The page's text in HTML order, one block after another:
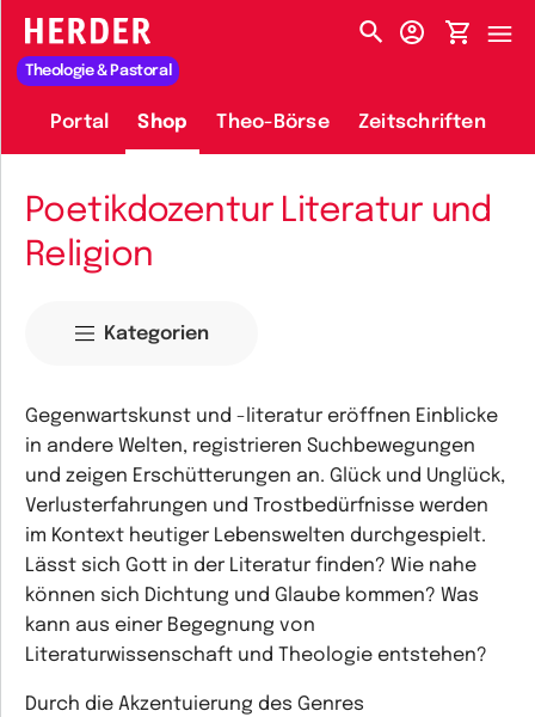
HERDER-MENÜ
Theologie & Pastoral
Portal Shop Theo-Börse Zeitschriften
Poetikdozentur Literatur und
Religion
Kategorien
Gegenwartskunst und -literatur eröffnen Einblicke
in andere Welten, registrieren Suchbewegungen
und zeigen Erschütterungen an. Glück und Unglück,
Verlusterfahrungen und Trostbedürfnisse werden
im Kontext heutiger Lebenswelten durchgespielt.
Lässt sich Gott in der Literatur finden? Wie nahe
können sich Dichtung und Glaube kommen? Was
kann aus einer Begegnung von
Literaturwissenschaft und Theologie entstehen?
Durch die Akzentuierung des Genres